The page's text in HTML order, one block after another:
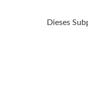
Dieses